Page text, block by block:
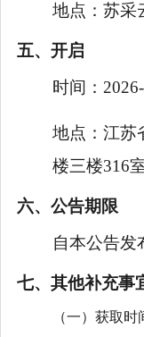
地点： 苏采
五、开启
时间：
地点： 江苏
楼三楼316
六、公告期限
自本公告发
七、其他补充事
（一）获取